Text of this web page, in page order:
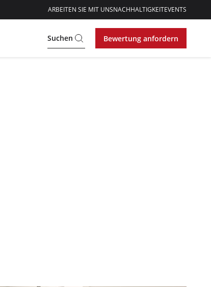
ARBEITEN SIE MIT UNSNACHHALTIGKEITEVENTS
Suchen Bewertung anfordern